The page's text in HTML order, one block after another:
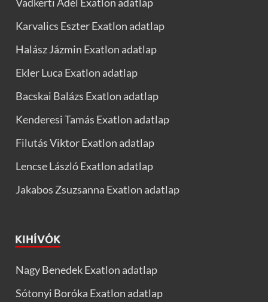
Karvalics Eszter Exatlon adatlap
Halász Jázmin Exatlon adatlap
Ekler Luca Exatlon adatlap
Bacskai Balázs Exatlon adatlap
Kenderesi Tamás Exatlon adatlap
Filutás Viktor Exatlon adatlap
Lencse László Exatlon adatlap
Jakabos Zsuzsanna Exatlon adatlap
KIHÍVÓK
Nagy Benedek Exatlon adatlap
Sótonyi Boróka Exatlon adatlap